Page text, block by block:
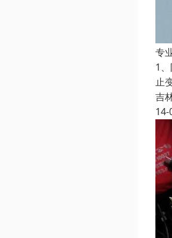
专
1
止
吉
14-